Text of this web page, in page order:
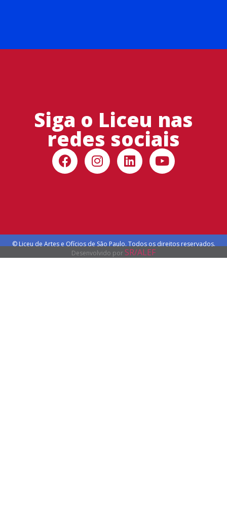
Siga o Liceu nas
redes sociais
© Liceu de Artes e Ofícios de São Paulo. Todos os direitos reservados.
Desenvolvido por SR/ALEF